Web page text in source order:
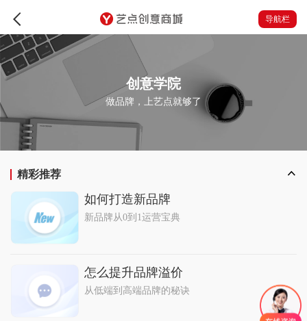
导航栏
创意学院
做品牌，上艺点就够了
精彩推荐
如何打造新品牌
新品牌从0到1运营宝典
怎么提升品牌溢价
从低端到高端品牌的秘诀